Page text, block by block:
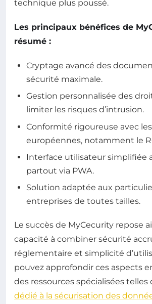
technique plus poussé.
Les principaux bénéfices de
résumé :
Cryptage avancé des
sécurité maximale.
Gestion personnalisée des
limiter les risques d’intrusion.
Conformité rigoureuse avec
européennes, notamment le
Interface utilisateur simplifiée
partout via PWA.
Solution adaptée aux
entreprises de toutes tailles.
Le succès de MyCecurity repose
capacité à combiner sécurité
réglementaire et simplicité
pouvez approfondir ces aspects
des ressources spécialisées telles
dédié à la sécurisation des